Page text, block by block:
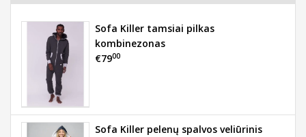
Sofa Killer tamsiai pilkas
kombinezonas
€7900
Sofa Killer pelenų spalvos veliūrinis